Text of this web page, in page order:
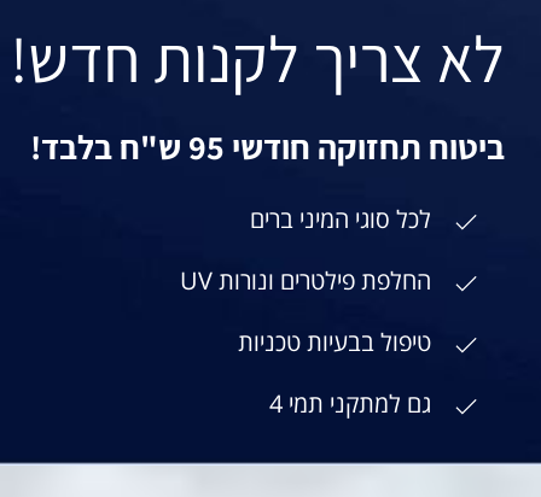
לא צריך לקנות חדש!
ביטוח תחזוקה חודשי 95 ש"ח בלבד!
לכל סוגי המיני ברים
החלפת פילטרים ונורות UV
טיפול בבעיות טכניות
גם למתקני תמי 4